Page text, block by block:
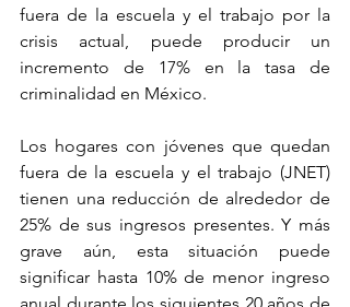
fuera de la escuela y el trabajo por la
crisis actual, puede producir un
incremento de 17% en la tasa de
criminalidad en México.
Los hogares con jóvenes que quedan
fuera de la escuela y el trabajo (JNET)
tienen una reducción de alrededor de
25% de sus ingresos presentes. Y más
grave aún, esta situación puede
significar hasta 10% de menor ingreso